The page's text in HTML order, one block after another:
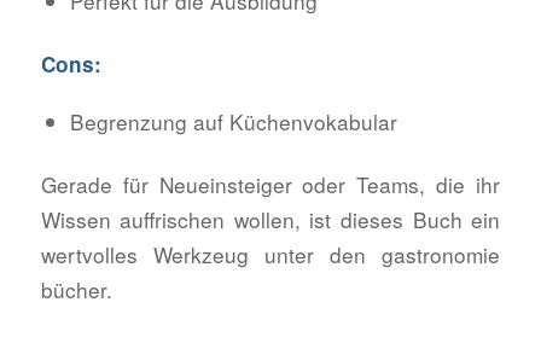
Cons:
Begrenzung auf Küchenvokabular
Gerade für Neueinsteiger oder Teams, die ihr
Wissen auffrischen wollen, ist dieses Buch ein
wertvolles Werkzeug unter den gastronomie
bücher.